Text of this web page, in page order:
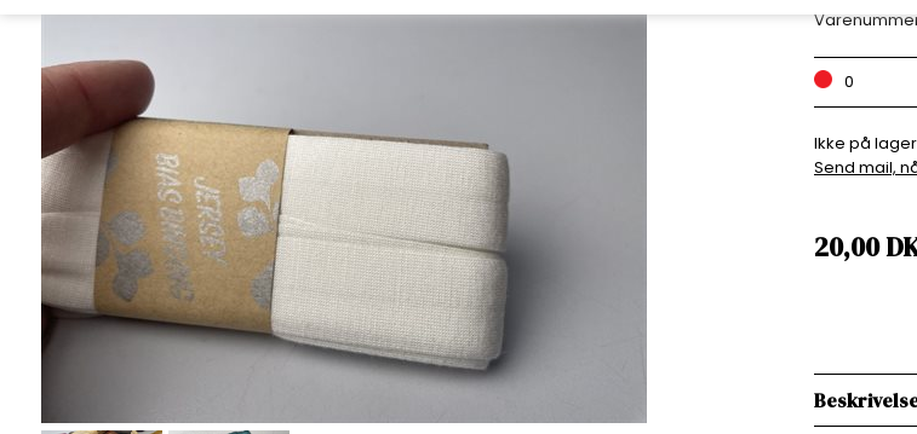
0
Ikke på lager
Send mail,
20,00